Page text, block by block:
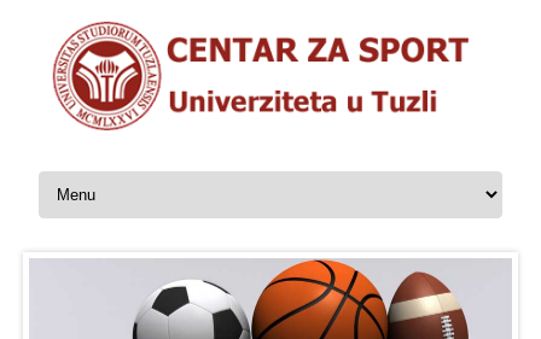
Skip to content